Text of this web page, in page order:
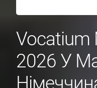
Vocatium
2026 У